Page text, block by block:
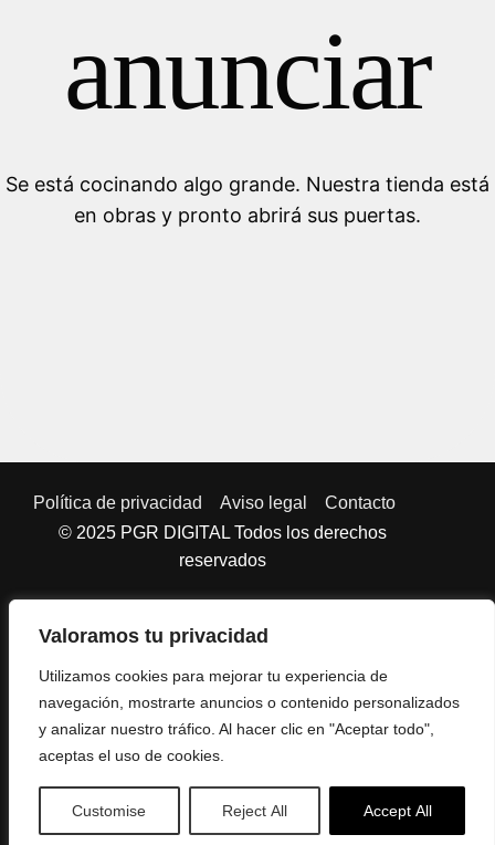
Valoramos tu privacidad
Utilizamos cookies para mejorar tu experiencia de
navegación, mostrarte anuncios o contenido personalizados
y analizar nuestro tráfico. Al hacer clic en "Aceptar todo",
aceptas el uso de cookies.
Customise Reject All Accept All
anunciar
Se está cocinando algo grande. Nuestra tienda está
en obras y pronto abrirá sus puertas.
Política de privacidad Aviso legal
Contacto
© 2025 PGR DIGITAL Todos los derechos
reservados